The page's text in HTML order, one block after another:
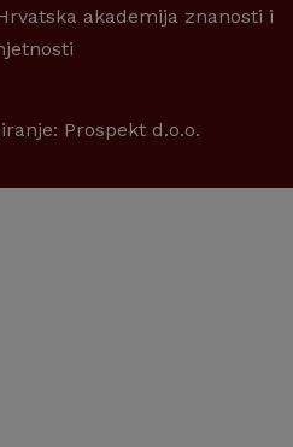
akademija znanosti i
Prospekt d.o.o.